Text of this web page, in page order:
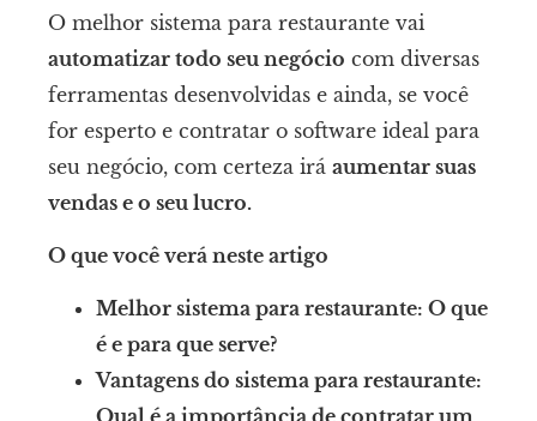
O melhor sistema para restaurante vai
automatizar todo seu negócio com diversas
ferramentas desenvolvidas e ainda, se você
for esperto e contratar o software ideal para
seu negócio, com certeza irá aumentar suas
vendas e o seu lucro.
O que você verá neste artigo
Melhor sistema para restaurante: O que
é e para que serve?
Vantagens do sistema para restaurante: